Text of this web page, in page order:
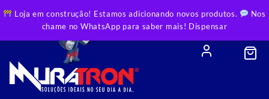
Loja em construção! Estamos adicionando novos produtos.
Nos
chame no WhatsApp para saber mais! Dispensar
to